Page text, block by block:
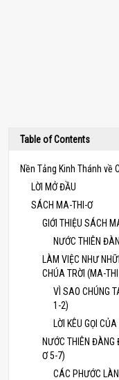
Table of Contents
Nền Tảng Kinh Thánh về
LỜI MỞ ĐẦU
SÁCH MA-THI-Ơ
GIỚI THIỆU SÁCH
NƯỚC THIÊN
LÀM VIỆC NHƯ
CHÚA TRỜI (MA-
VÌ SAO CHÚNG
1-2)
LỜI KÊU GỌI
NƯỚC THIÊN
Ơ 5-7)
CÁC PHƯỚC